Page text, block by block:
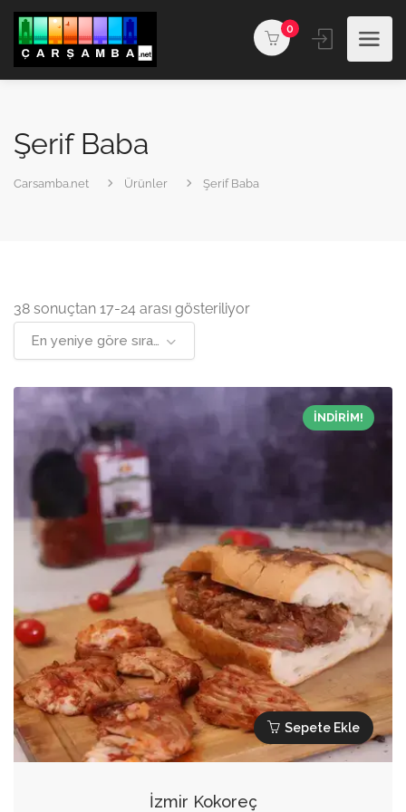
0
Şerif Baba
Carsamba.net Ürünler Şerif Baba
38 sonuçtan 17-24 arası gösteriliyorEn
sıralandı
En yeniye göre sırala
İNDIRIM!
Sepete Ekle
İzmir Kokoreç